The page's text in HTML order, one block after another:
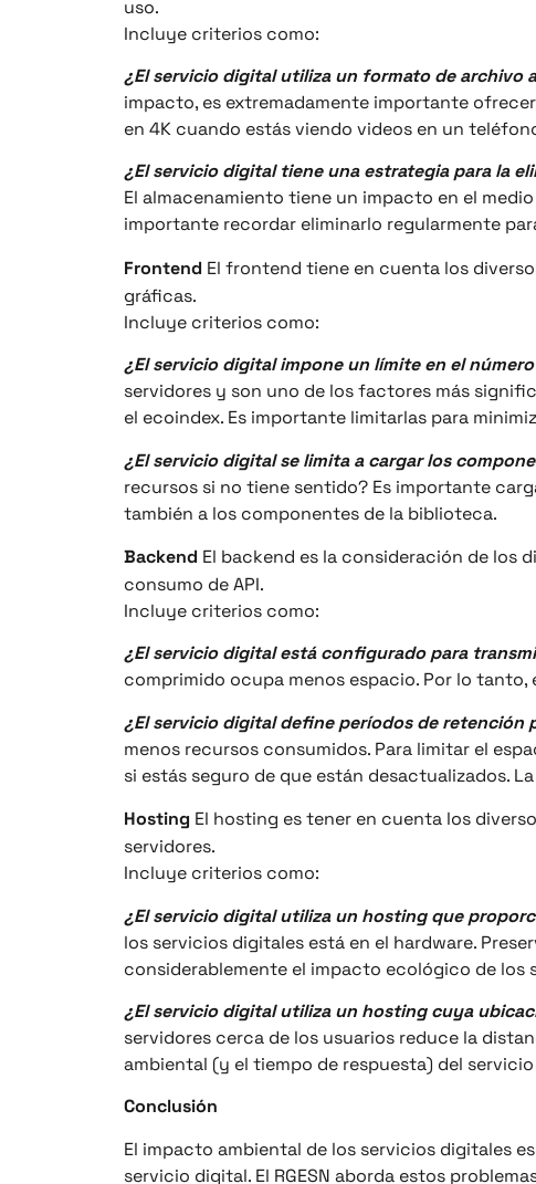
uso.
Incluye criterios como:
¿El servicio digital utiliza un formato de archivo
impacto, es extremadamente importante
en 4K cuando estás viendo videos en un
¿El servicio digital tiene una estrategia para la
El almacenamiento tiene un impacto en el
importante recordar eliminarlo regularmente
Frontend El frontend tiene en cuenta los
gráficas.
Incluye criterios como:
¿El servicio digital impone un límite en el
servidores y son uno de los factores más
el ecoindex. Es importante limitarlas para
¿El servicio digital se limita a cargar los
recursos si no tiene sentido? Es importante
también a los componentes de la biblioteca.
Backend El backend es la consideración de los
consumo de API.
Incluye criterios como:
¿El servicio digital está configurado para
comprimido ocupa menos espacio. Por lo
¿El servicio digital define períodos de retención
menos recursos consumidos. Para limitar el
si estás seguro de que están desactualizados.
Hosting El hosting es tener en cuenta los
servidores.
Incluye criterios como:
¿El servicio digital utiliza un hosting que
los servicios digitales está en el hardware.
considerablemente el impacto ecológico de los
¿El servicio digital utiliza un hosting cuya
servidores cerca de los usuarios reduce la
ambiental (y el tiempo de respuesta) del
Conclusión
El impacto ambiental de los servicios digitales
servicio digital. El RGESN aborda estos